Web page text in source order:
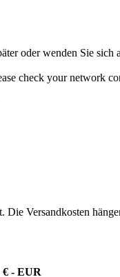
oder wenden Sie sich
check your network
Die Versandkosten
€ - EUR